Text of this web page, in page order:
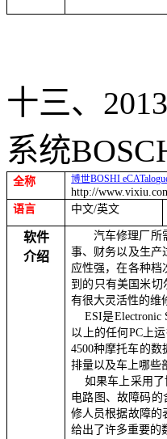
十三、 2013
系统
全称 博世BOSHI
http://
语言
中文/英文
软件
介绍
汽车修理厂所
事、财务以及生产
应性强，在各种档
到的只有美国米
有很大灵活性的维
ESI是Electronic
以上的任何PC上
4500种摩托车的数
排量以及车上哪些
如果车上采用
电路图、故障码
修人员根据故障的
给出了许多重要的